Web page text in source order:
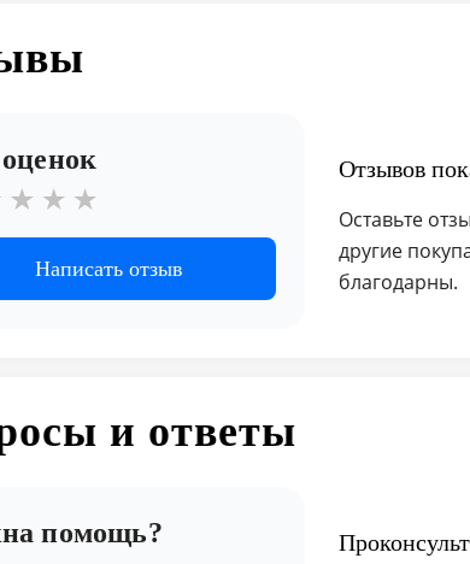
Написать отзыв
Отзывов
Оставьте
другие
благодарны.
и ответы
помощь?